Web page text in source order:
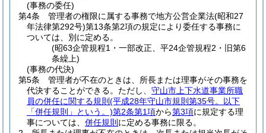
(事務の委任)
第4条
管理者の権限に属する事務で地方公営企業法(昭和27
年法律第292号)第13条第2項の規定により委任する事務に
ついては、別に定める。
(昭63企管規程1・一部改正、平24企管規程2・旧第6
条繰上)
(事務の代決)
第5条
管理者が不在のときは、所長または理事がその事務を
代決することができる。 ただし、 守山市上下水道事業所職
員の併任に関する規則 (平成28年守山市規則第35号。以下
「併任規則」という。)第2条第1項から第3項に規定する理
事については、 併任規則 に定める事務に限る。